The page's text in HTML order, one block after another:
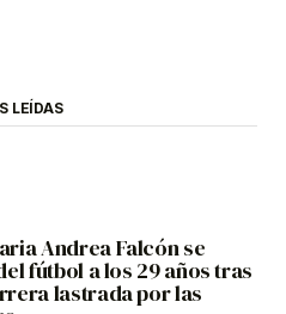
LEÍDAS
Andrea Falcón se
fútbol a los 29 años tras
lastrada por las